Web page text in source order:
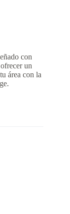
con
un
área con la